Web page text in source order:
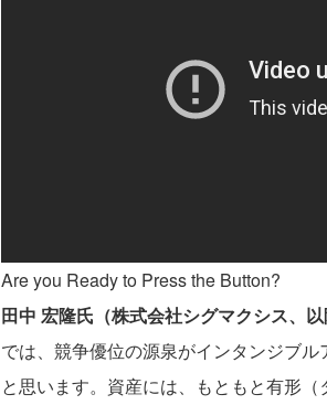
Are you Ready to Press the Button?
田中 宏隆氏（株式会社シグマクシス、以
では、競争優位の源泉がインタンジブ
と思います。資産には、もともと有形